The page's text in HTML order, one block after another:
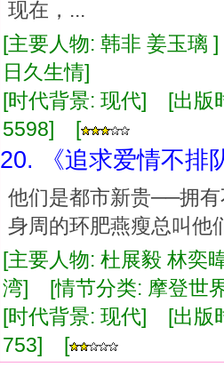
现在，...
[主要人物: 韩非 姜玉
日久生情]
[时代背景: 现代] [出
5598] [
20. 《追求爱情不排
他们是都市新贵──拥
身周的环肥燕瘦总叫
[主要人物: 杜展毅 林奕
湾] [情节分类: 摩登世
[时代背景: 现代] [出
753] [